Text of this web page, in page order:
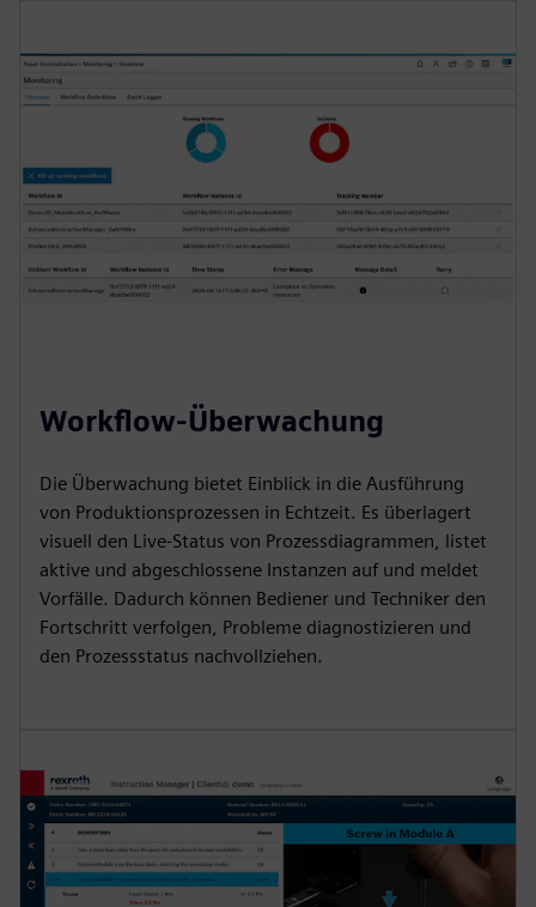
Workflow-Überwachung
Die Überwachung bietet Einblick in die Ausführung
von Produktionsprozessen in Echtzeit. Es überlagert
visuell den Live-Status von Prozessdiagrammen, listet
aktive und abgeschlossene Instanzen auf und meldet
Vorfälle. Dadurch können Bediener und Techniker den
Fortschritt verfolgen, Probleme diagnostizieren und
den Prozessstatus nachvollziehen.